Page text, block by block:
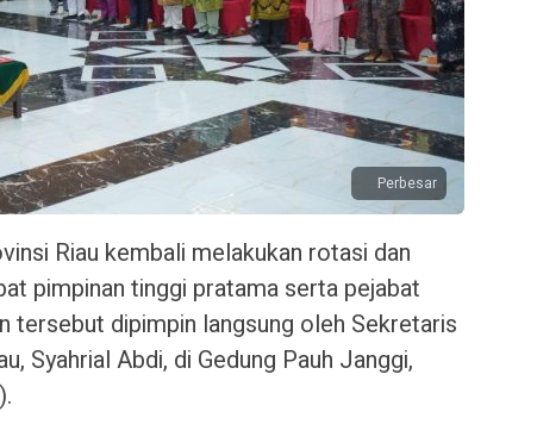
Perbesar
Riau kembali melakukan rotasi dan
pimpinan tinggi pratama serta pejabat
tersebut dipimpin langsung oleh Sekretaris
Syahrial Abdi, di Gedung Pauh Janggi,